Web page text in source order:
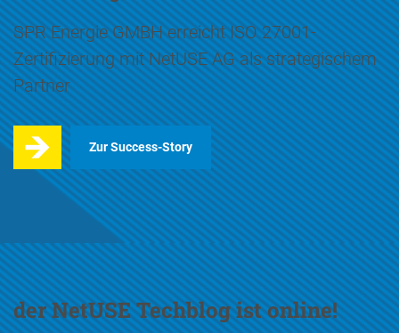
SPR Energie GMBH erreicht ISO 27001-
Zertifizierung mit NetUSE AG als strategischem
Partner
Zur Success-Story
der NetUSE Techblog ist online!